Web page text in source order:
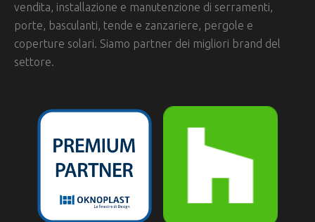
vendita, installazione e manutenzione di serramenti,
porte, basculanti, tende e zanzariere, pergole e
coperture solari. Siamo partner dei migliori brand del
settore.